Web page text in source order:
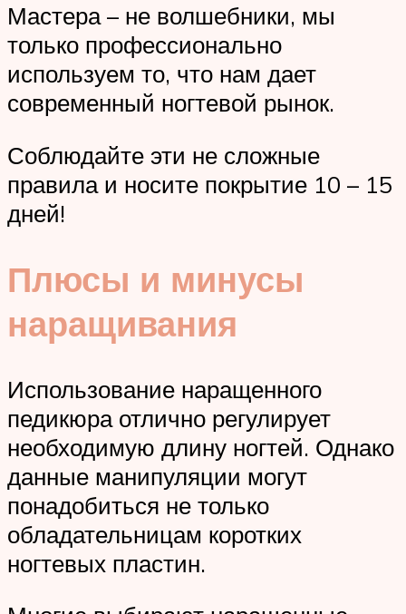
Мастера – не волшебники, мы
только профессионально
используем то, что нам дает
современный ногтевой рынок.
Соблюдайте эти не сложные
правила и носите покрытие 10 – 15
дней!
Плюсы и минусы
наращивания
Использование наращенного
педикюра отлично регулирует
необходимую длину ногтей. Однако
данные манипуляции могут
понадобиться не только
обладательницам коротких
ногтевых пластин.